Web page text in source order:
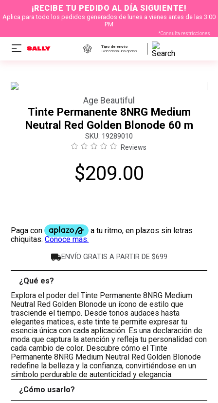
¡RECIBE TU PEDIDO AL DÍA SIGUIENTE!
Aplica para todo los pedidos generados de lunes a vienes antes de las 3:00
PM
*Consulta restricciones
Tipo de envío
Selecciona una opción
Age Beautiful
Tinte Permanente 8NRG Medium
Neutral Red Golden Blonode 60 m
: 19289010
Reviews
$209.00
ENVÍO GRATIS A PARTIR DE $699
¿Qué es?
Explora el poder del Tinte Permanente 8NRG Medium
Neutral Red Golden Blonode un ícono de estilo que
trasciende el tiempo. Desde tonos audaces hasta
elegantes matices, este tinte te permite expresar tu
esencia única con cada aplicación. Es una declaración de
moda que captura la atención y refleja tu personalidad con
cada cambio de color. Descubre cómo el Tinte
Permanente 8NRG Medium Neutral Red Golden Blonode
redefine la belleza y la confianza, convirtiéndose en un
símbolo perdurable de autenticidad y elegancia.
¿Cómo usarlo?